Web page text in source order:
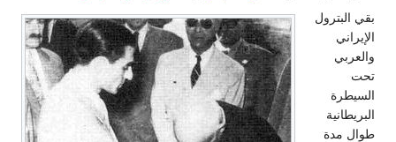
بقي البترول
الإيراني
والعربي
تحت
السيطرة
البريطانية
طوال مدة